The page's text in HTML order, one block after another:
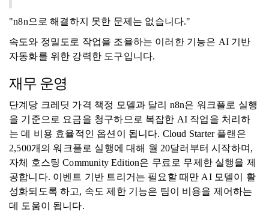
"n8n으로 해결하지 못한 문제는 없습니다."
속도와 정밀도로 작업을 조율하는 이러한 기능은 AI 기반
자동화를 위한 강력한 도구입니다.
재무 운영
단계당 크레딧 가격 책정 모델과 달리 n8n은 워크플로 실행
을 기준으로 요금을 청구하므로 복잡한 AI 작업을 처리하
는 데 비용 효율적인 옵션이 됩니다. Cloud Starter 플랜은
2,500개의 워크플로 실행에 대해 월 20달러부터 시작하며,
자체 호스팅 Community Edition은 무료로 무제한 실행을 제
공합니다. 이벤트 기반 트리거는 필요할 때만 AI 모델이 활
성화되도록 하고, 속도 제한 기능은 팀이 비용을 제어하는 ​​
데 도움이 됩니다.